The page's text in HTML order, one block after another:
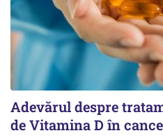
Adevărul despre
de Vitamina D în